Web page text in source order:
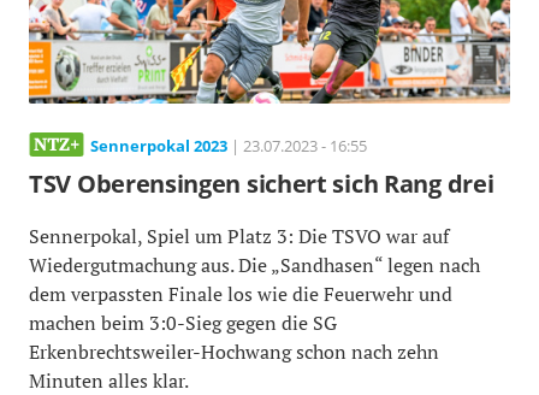
Sennerpokal 2023 | 23.07.2023 - 16:55
TSV Oberensingen sichert sich Rang drei
Sennerpokal, Spiel um Platz 3: Die TSVO war auf
Wiedergutmachung aus. Die „Sandhasen“ legen nach
dem verpassten Finale los wie die Feuerwehr und
machen beim 3:0-Sieg gegen die SG
Erkenbrechtsweiler-Hochwang schon nach zehn
Minuten alles klar.